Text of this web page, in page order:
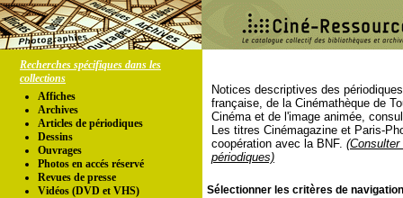
Recherches spécifiques dans les
collections
Affiches
Archives
Articles de périodiques
Dessins
Ouvrages
Photos en accés réservé
Revues de presse
Vidéos (DVD et VHS)
Notices descriptives des
française, de la Cinémathèque de
Cinéma et de l'image animée,
Les titres Cinémagazine et Paris-
coopération avec la BNF.
périodiques)
Sélectionner les critères de